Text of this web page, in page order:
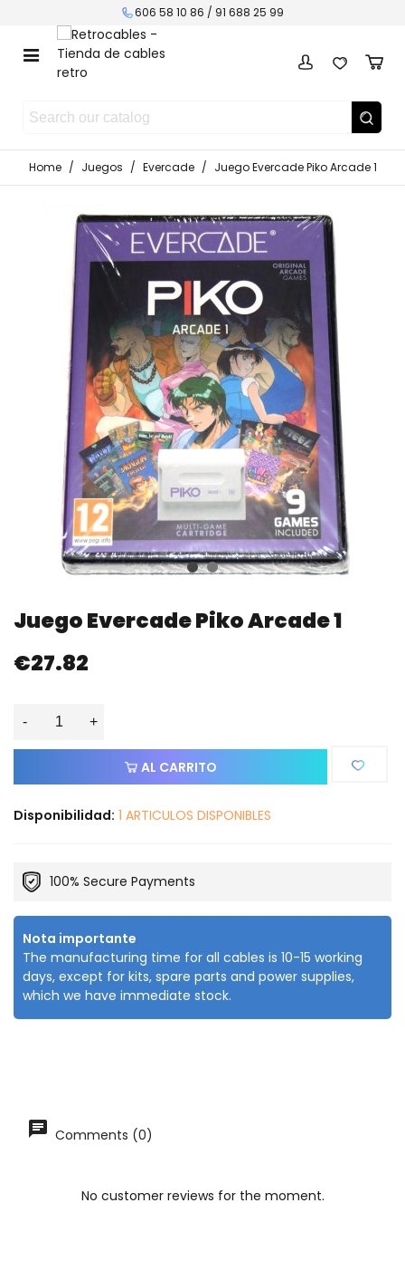
606 58 10 86 / 91 688 25 99
Home / Juegos / Evercade / Juego Evercade Piko Arcade 1
Juego Evercade Piko Arcade 1
€27.82
- +
AL CARRITO
Disponibilidad: 1 ARTICULOS DISPONIBLES
100% Secure Payments
Nota importante
The manufacturing time for all cables is 10-15 working
days, except for kits, spare parts and power supplies,
which we have immediate stock.
Comments (0)
No customer reviews for the moment.